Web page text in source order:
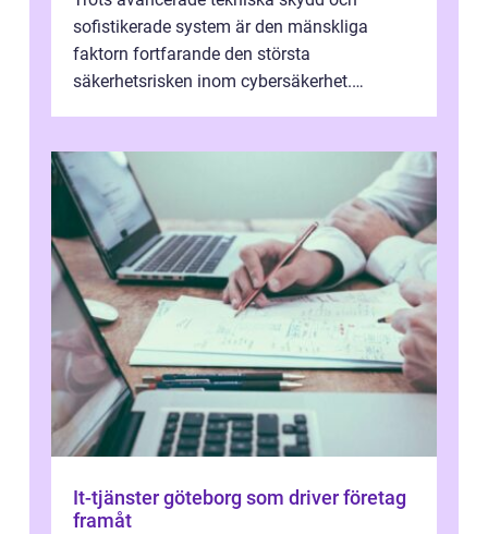
sofistikerade system är den mänskliga
faktorn fortfarande den största
säkerhetsrisken inom cybersäkerhet.
It-tjänster göteborg som driver företag
framåt